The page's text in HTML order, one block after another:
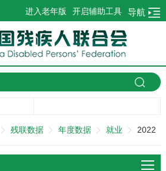
导航
开启辅助工具
进入老年版
残联数据 年度数据 就业 2022